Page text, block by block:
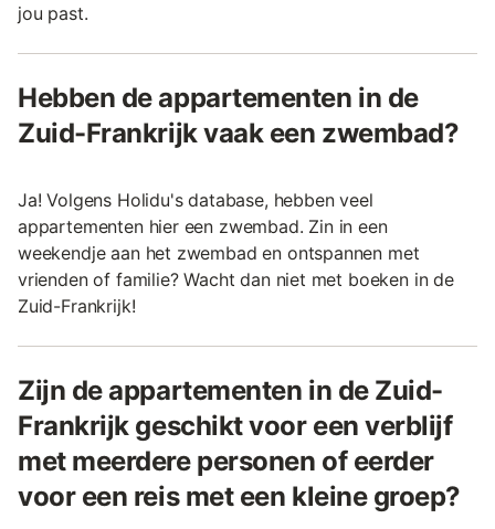
jou past.
Hebben de appartementen in de
Zuid-Frankrijk vaak een zwembad?
Ja! Volgens Holidu's database, hebben veel
appartementen hier een zwembad. Zin in een
weekendje aan het zwembad en ontspannen met
vrienden of familie? Wacht dan niet met boeken in de
Zuid-Frankrijk!
Zijn de appartementen in de Zuid-
Frankrijk geschikt voor een verblijf
met meerdere personen of eerder
voor een reis met een kleine groep?